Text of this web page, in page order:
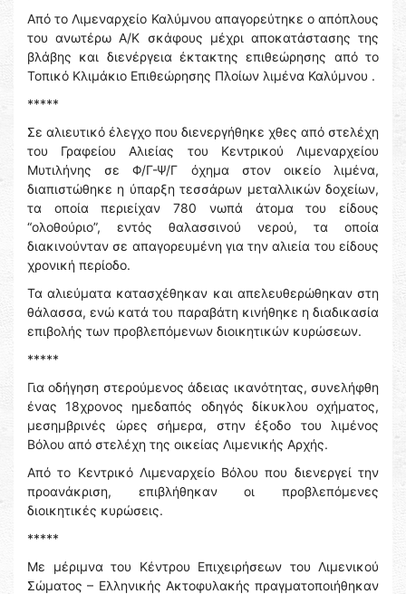
Από το Λιμεναρχείο Καλύμνου απαγορεύτηκε ο απόπλους
του ανωτέρω Α/Κ σκάφους μέχρι αποκατάστασης της
βλάβης και διενέργεια έκτακτης επιθεώρησης από το
Τοπικό Κλιμάκιο Επιθεώρησης Πλοίων λιμένα Καλύμνου .
*****
Σε αλιευτικό έλεγχο που διενεργήθηκε χθες από στελέχη
του Γραφείου Αλιείας του Κεντρικού Λιμεναρχείου
Μυτιλήνης σε Φ/Γ-Ψ/Γ όχημα στον οικείο λιμένα,
διαπιστώθηκε η ύπαρξη τεσσάρων μεταλλικών δοχείων,
τα οποία περιείχαν 780 νωπά άτομα του είδους
“ολοθούριο”, εντός θαλασσινού νερού, τα οποία
διακινούνταν σε απαγορευμένη για την αλιεία του είδους
χρονική περίοδο.
Τα αλιεύματα κατασχέθηκαν και απελευθερώθηκαν στη
θάλασσα, ενώ κατά του παραβάτη κινήθηκε η διαδικασία
επιβολής των προβλεπόμενων διοικητικών κυρώσεων.
*****
Για οδήγηση στερούμενος άδειας ικανότητας, συνελήφθη
ένας 18χρονος ημεδαπός οδηγός δίκυκλου οχήματος,
μεσημβρινές ώρες σήμερα, στην έξοδο του λιμένος
Βόλου από στελέχη της οικείας Λιμενικής Αρχής.
Από το Κεντρικό Λιμεναρχείο Βόλου που διενεργεί την
προανάκριση, επιβλήθηκαν οι προβλεπόμενες
διοικητικές κυρώσεις.
*****
Με μέριμνα του Κέντρου Επιχειρήσεων του Λιμενικού
Σώματος – Ελληνικής Ακτοφυλακής πραγματοποιήθηκαν